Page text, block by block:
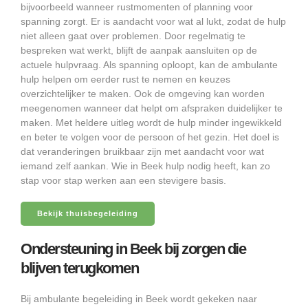
bijvoorbeeld wanneer rustmomenten of planning voor
spanning zorgt. Er is aandacht voor wat al lukt, zodat de hulp
niet alleen gaat over problemen. Door regelmatig te
bespreken wat werkt, blijft de aanpak aansluiten op de
actuele hulpvraag. Als spanning oploopt, kan de ambulante
hulp helpen om eerder rust te nemen en keuzes
overzichtelijker te maken. Ook de omgeving kan worden
meegenomen wanneer dat helpt om afspraken duidelijker te
maken. Met heldere uitleg wordt de hulp minder ingewikkeld
en beter te volgen voor de persoon of het gezin. Het doel is
dat veranderingen bruikbaar zijn met aandacht voor wat
iemand zelf aankan. Wie in Beek hulp nodig heeft, kan zo
stap voor stap werken aan een stevigere basis.
Bekijk thuisbegeleiding
Ondersteuning in Beek bij zorgen die
blijven terugkomen
Bij ambulante begeleiding in Beek wordt gekeken naar